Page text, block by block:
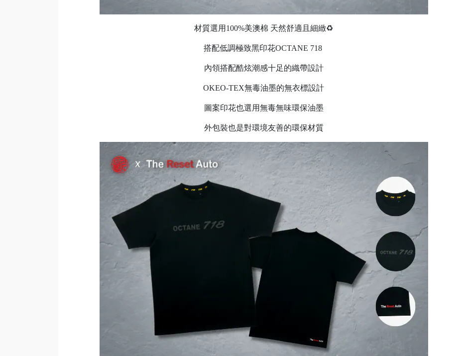
材質選用100%美澳棉 天然舒適且細緻♻️
搭配低調極致黑印花OCTANE 718
內領搭配酷炫潮感十足的織帶設計
OKEO-TEX無毒油墨的無衣標設計
圖案印花也選用無毒無味環保油墨
外包裝也是對環境友善的環保材質